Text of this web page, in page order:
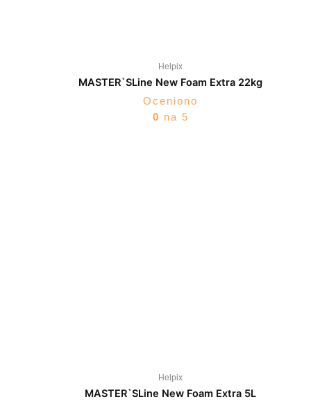
Helpix
MASTER`SLine New Foam Extra 22kg
Oceniono
0 na 5
Helpix
MASTER`SLine New Foam Extra 5L